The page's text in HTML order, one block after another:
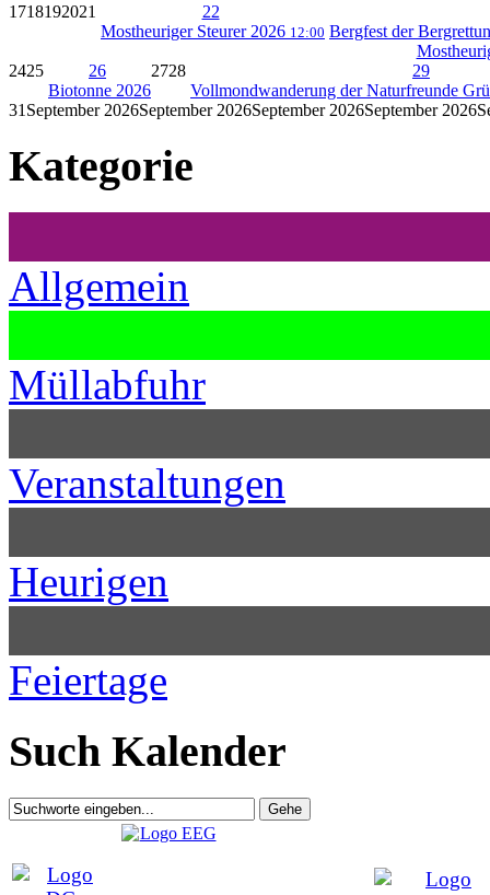
1718192021
22
Mostheuriger Steurer 2026 12:00 Bergfest der
2425
26
Biotonne 2026
2728
29
Vollmondwanderung der Naturfreunde
31 September 2026September 2026September 2026September 2026
Kategorie
Allgemein
Müllabfuhr
Veranstaltungen
Heurigen
Feiertage
Such Kalender